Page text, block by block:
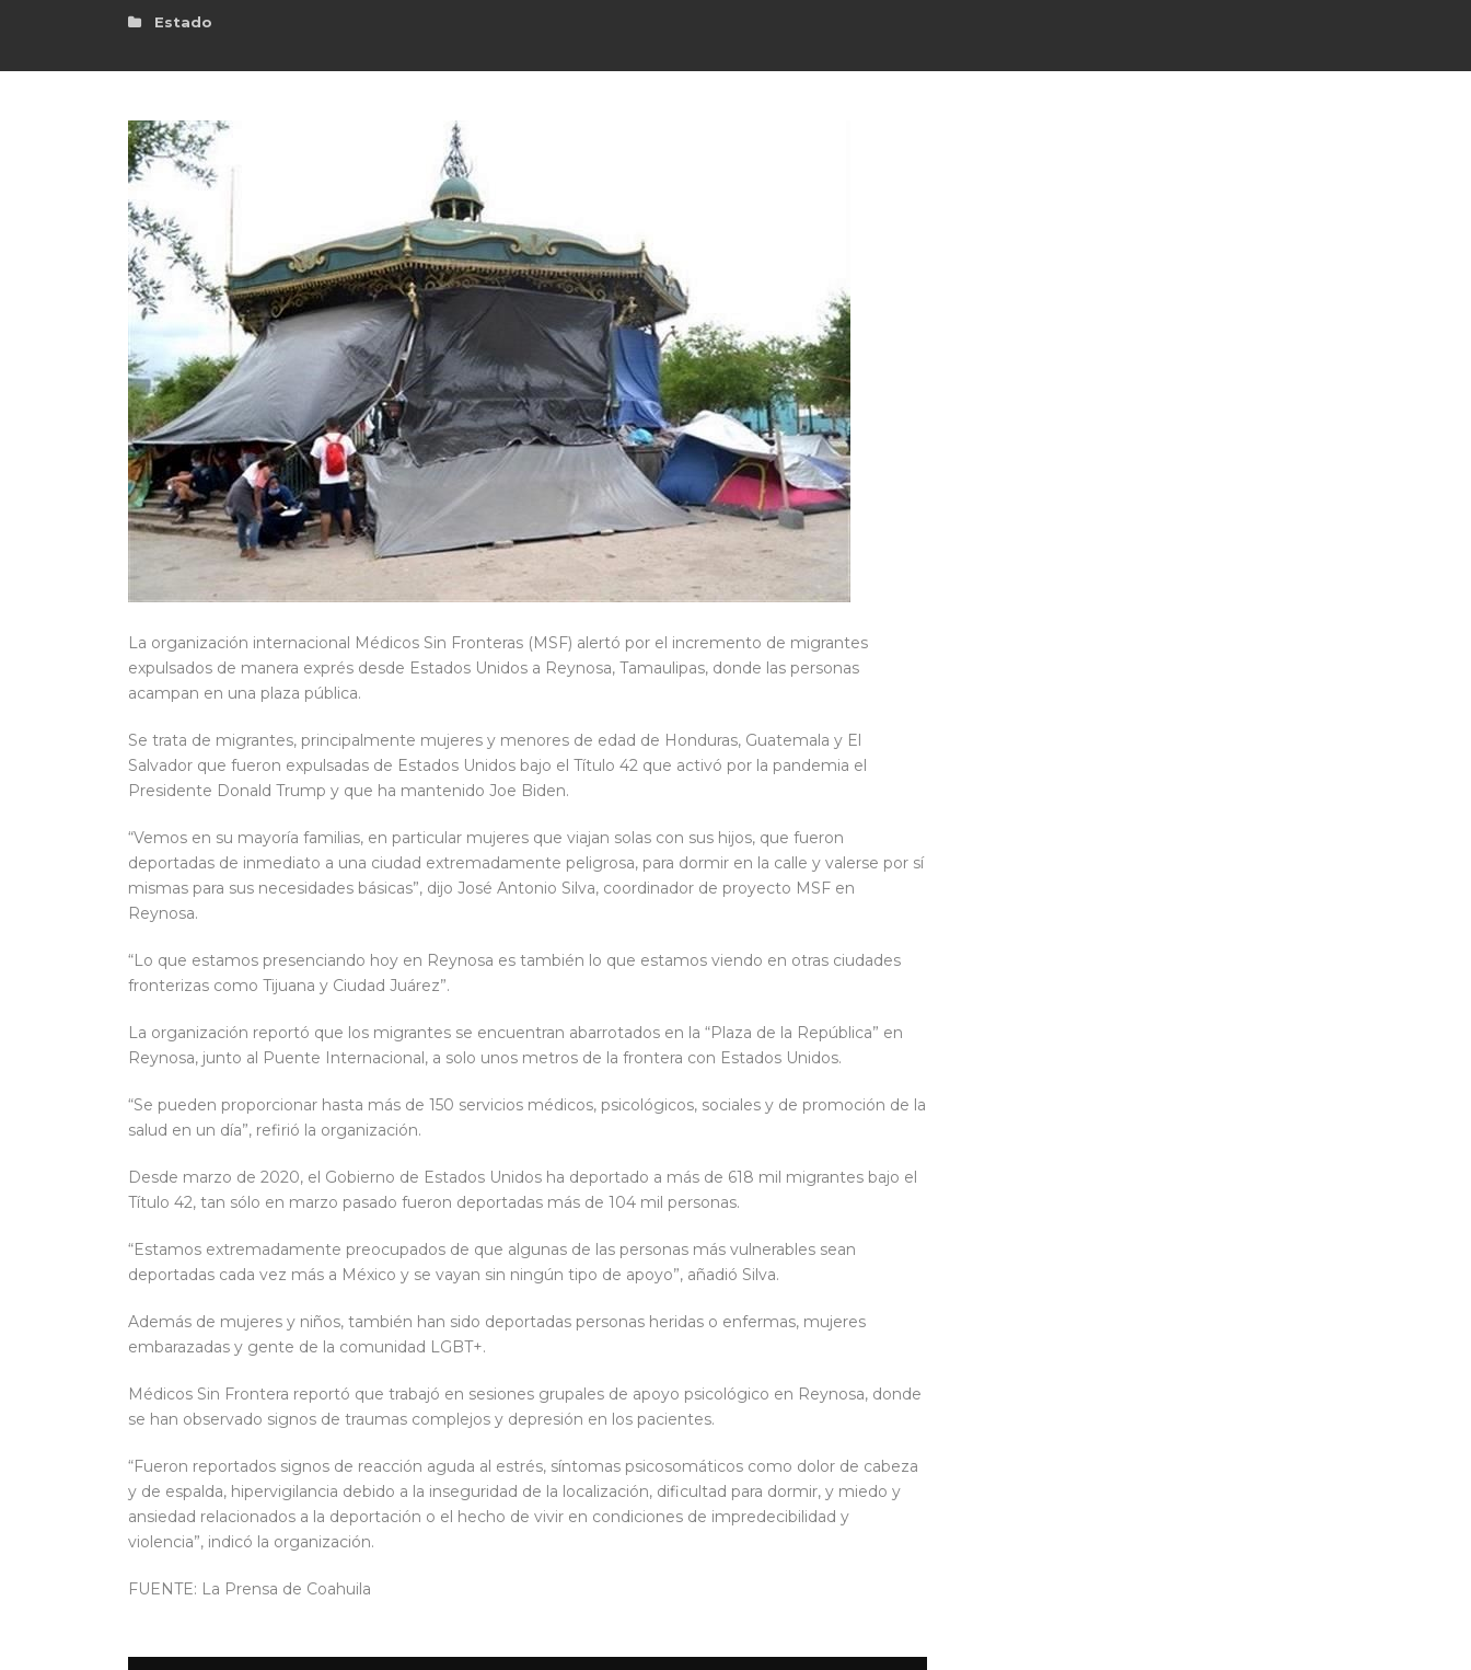
Estado
La organización internacional Médicos Sin Fronteras (MSF) alertó por el incremento de migrantes
expulsados de manera exprés desde Estados Unidos a Reynosa, Tamaulipas, donde las personas
acampan en una plaza pública.
Se trata de migrantes, principalmente mujeres y menores de edad de Honduras, Guatemala y El
Salvador que fueron expulsadas de Estados Unidos bajo el Título 42 que activó por la pandemia el
Presidente Donald Trump y que ha mantenido Joe Biden.
“Vemos en su mayoría familias, en particular mujeres que viajan solas con sus hijos, que fueron
deportadas de inmediato a una ciudad extremadamente peligrosa, para dormir en la calle y valerse por sí
mismas para sus necesidades básicas”, dijo José Antonio Silva, coordinador de proyecto MSF en
Reynosa.
“Lo que estamos presenciando hoy en Reynosa es también lo que estamos viendo en otras ciudades
fronterizas como Tijuana y Ciudad Juárez”.
La organización reportó que los migrantes se encuentran abarrotados en la “Plaza de la República” en
Reynosa, junto al Puente Internacional, a solo unos metros de la frontera con Estados Unidos.
“Se pueden proporcionar hasta más de 150 servicios médicos, psicológicos, sociales y de promoción de la
salud en un día”, refirió la organización.
Desde marzo de 2020, el Gobierno de Estados Unidos ha deportado a más de 618 mil migrantes bajo el
Título 42, tan sólo en marzo pasado fueron deportadas más de 104 mil personas.
“Estamos extremadamente preocupados de que algunas de las personas más vulnerables sean
deportadas cada vez más a México y se vayan sin ningún tipo de apoyo”, añadió Silva.
Además de mujeres y niños, también han sido deportadas personas heridas o enfermas, mujeres
embarazadas y gente de la comunidad LGBT+.
Médicos Sin Frontera reportó que trabajó en sesiones grupales de apoyo psicológico en Reynosa, donde
se han observado signos de traumas complejos y depresión en los pacientes.
“Fueron reportados signos de reacción aguda al estrés, síntomas psicosomáticos como dolor de cabeza
y de espalda, hipervigilancia debido a la inseguridad de la localización, dificultad para dormir, y miedo y
ansiedad relacionados a la deportación o el hecho de vivir en condiciones de impredecibilidad y
violencia”, indicó la organización.
FUENTE: La Prensa de Coahuila